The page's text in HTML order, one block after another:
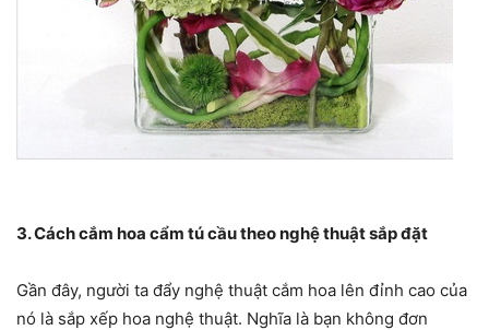
3. Cách cắm hoa cẩm tú cầu theo nghệ thuật sắp đặt
Gần đây, người ta đẩy nghệ thuật cắm hoa lên đỉnh cao của
nó là sắp xếp hoa nghệ thuật. Nghĩa là bạn không đơn